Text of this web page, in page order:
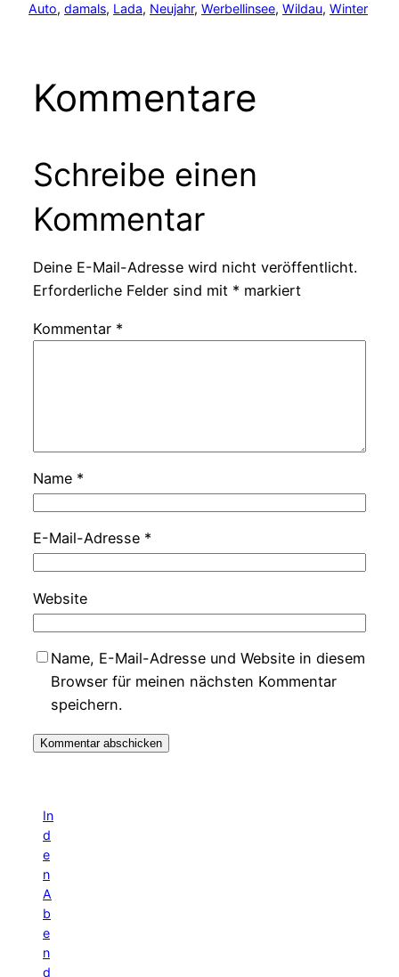
Auto, damals, Lada, Neujahr, Werbellinsee, Wildau, Winter
Kommentare
Schreibe einen
Kommentar
Deine E-Mail-Adresse wird nicht veröffentlicht.
Erforderliche Felder sind mit * markiert
Kommentar *
Name *
E-Mail-Adresse *
Website
Name, E-Mail-Adresse und Website in diesem
Browser für meinen nächsten Kommentar
speichern.
In
d
e
n
A
b
e
n
d